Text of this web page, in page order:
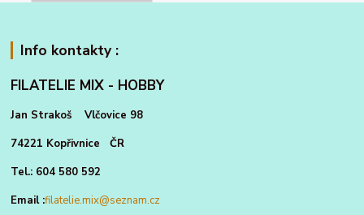
Info kontakty :
FILATELIE MIX - HOBBY
Jan Strakoš Vlčovice 98
74221 Kopřivnice ČR
Tel.: 604 580 592
Email :filatelie.mix@seznam.cz